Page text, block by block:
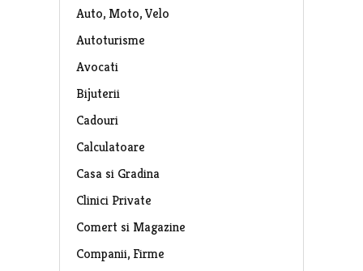
Auto, Moto, Velo
Autoturisme
Avocati
Bijuterii
Cadouri
Calculatoare
Casa si Gradina
Clinici Private
Comert si Magazine
Companii, Firme